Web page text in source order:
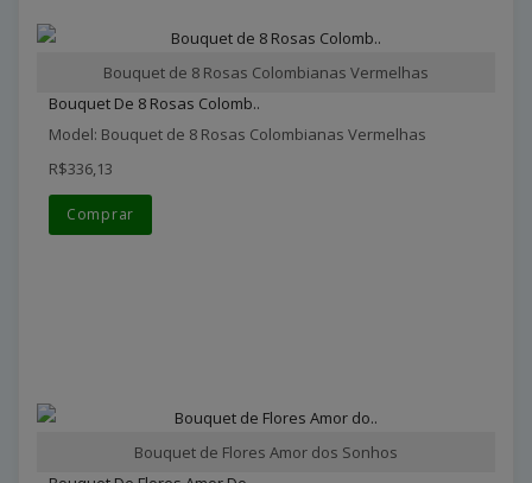
Bouquet de 8 Rosas Colombianas Vermelhas
Bouquet De 8 Rosas Colomb..
Model: Bouquet de 8 Rosas Colombianas Vermelhas
R$336,13
Comprar
Bouquet de Flores Amor dos Sonhos